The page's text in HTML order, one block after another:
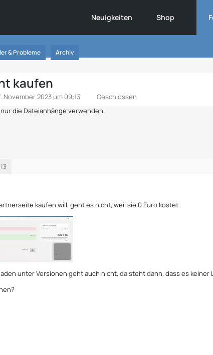
Neuigkeiten Shop
& Probleme Archiv
kaufen
November 2023 um 09:13
Geschlossen
die Dateianhänge verwenden.
kaufen will, geht es nicht, weil sie 0 Euro kostet.
unter Versionen geht auch nicht, da steht dann, dass es keiner